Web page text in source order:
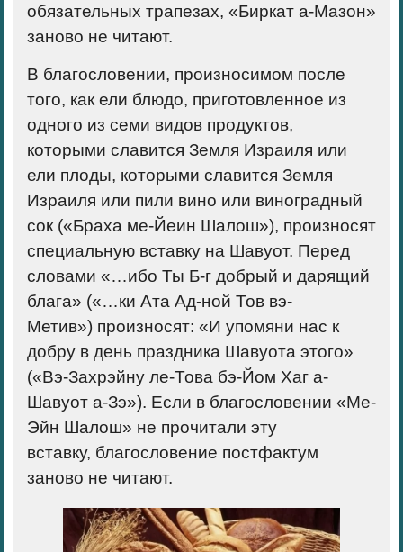
обязательных трапезах, «Биркат а-Мазон»
заново не читают.
В благословении, произносимом после
того, как ели блюдо, приготовленное из
одного из семи видов продуктов,
которыми славится Земля Израиля или
ели плоды, которыми славится Земля
Израиля или пили вино или виноградный
сок («Браха ме-Йеин Шалош»), произносят
специальную вставку на Шавуот. Перед
словами «…ибо Ты Б-г добрый и дарящий
блага» («…ки Ата Ад-ной Тов вэ-
Метив») произносят: «И упомяни нас к
добру в день праздника Шавуота этого»
(«Вэ-Захрэйну ле-Това бэ-Йом Хаг а-
Шавуот а-Зэ»). Если в благословении «Ме-
Эйн Шалош» не прочитали эту
вставку, благословение постфактум
заново не читают.